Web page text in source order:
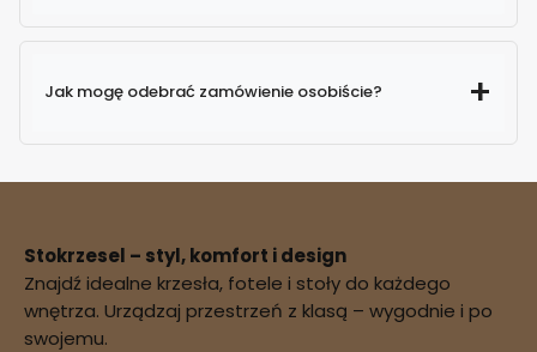
Jak mogę odebrać zamówienie osobiście?
potwierdzenie
dostępności zamówienia
Stokrzesel – styl, komfort i design
Znajdź idealne krzesła, fotele i stoły do każdego
wnętrza. Urządzaj przestrzeń z klasą – wygodnie i po
swojemu.